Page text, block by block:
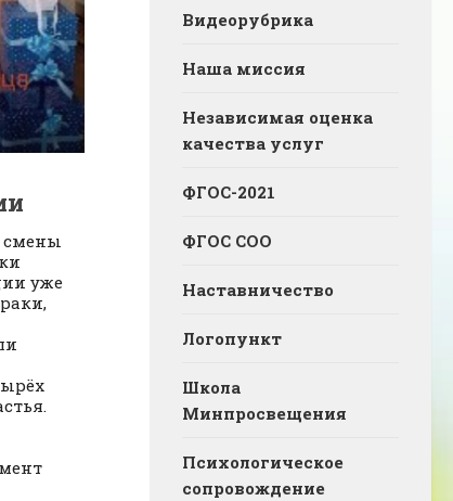
смены
уже
Видеорубрика
Наша миссия
Независимая оценка
качества услуг
ФГОС-2021
ФГОС СОО
Наставничество
Логопункт
Школа
Минпросвещения
Психологическое
сопровождение